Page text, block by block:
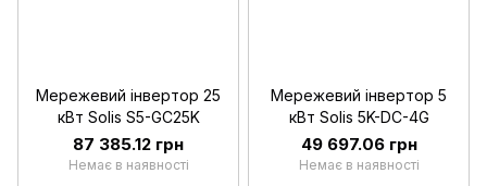
Мережевий інвертор 25
кВт Solis S5-GC25K
87 385.12 грн
Немає в наявності
Мережевий інвертор 5
кВт Solis 5K-DC-4G
49 697.06 грн
Немає в наявності